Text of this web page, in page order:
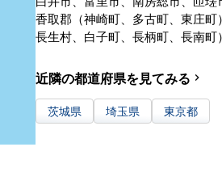
香取郡（神崎町、多古町、東庄町
長生村、白子町、長柄町、長南町
近隣の都道府県を見てみる navigate_next
茨城県 埼玉県 東京都